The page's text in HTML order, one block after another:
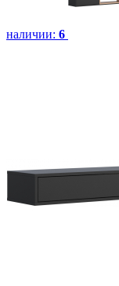
наличии: 6